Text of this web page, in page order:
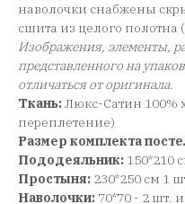
наволочки снабжены
сшита из целого полотна
Изображения, элементы,
представленного на
отличаться от оригинала.
Ткань:Люкс-Сатин 100%
переплетение)
Размер комплекта
Пододеяльник: 150*210
Простыня: 230*250 см 1
Наволочки: 70*70 - 2 шт.